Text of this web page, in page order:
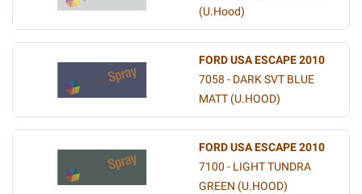
(U.Hood)
FORD USA ESCAPE 2010
7058 - DARK SVT BLUE
MATT (U.HOOD)
FORD USA ESCAPE 2010
7100 - LIGHT TUNDRA
GREEN (U.HOOD)